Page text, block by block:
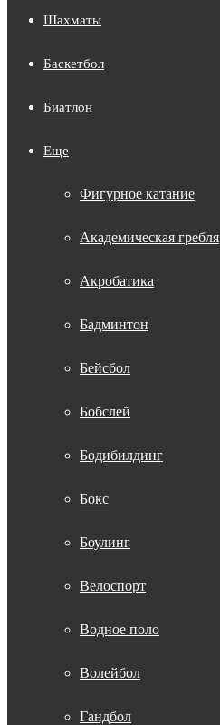
Шахматы
Баскетбол
Биатлон
Еще
Фигурное катание
Академическая гребля
Акробатика
Бадминтон
Бейсбол
Бобслей
Бодибилдинг
Бокс
Боулинг
Велоспорт
Водное поло
Волейбол
Гандбол